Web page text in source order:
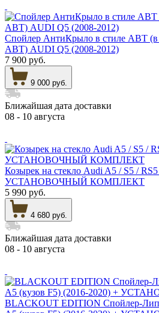
Спойлер АнтиКрыло в стиле АВТ (в
АВТ) AUDI Q5 (2008-2012)
7 900 руб.
9 000 руб.
Ближайшая дата доставки
08 - 10 августа
Козырек на стекло Audi A5 / S5 /
УСТАНОВОЧНЫЙ КОМПЛЕКТ
5 990 руб.
4 680 руб.
Ближайшая дата доставки
08 - 10 августа
BLACKOUT EDITION Спойлер-Лип